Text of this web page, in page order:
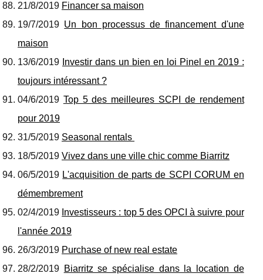
21/8/2019 Financer sa maison
19/7/2019 Un bon processus de financement d'une
maison
13/6/2019 Investir dans un bien en loi Pinel en 2019 :
toujours intéressant ?
04/6/2019 Top 5 des meilleures SCPI de rendement
pour 2019
31/5/2019 Seasonal rentals
18/5/2019 Vivez dans une ville chic comme Biarritz
06/5/2019 L'acquisition de parts de SCPI CORUM en
démembrement
02/4/2019 Investisseurs : top 5 des OPCI à suivre pour
l'année 2019
26/3/2019 Purchase of new real estate
28/2/2019 Biarritz se spécialise dans la location de